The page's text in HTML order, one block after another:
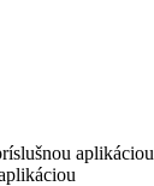
aplikáciou